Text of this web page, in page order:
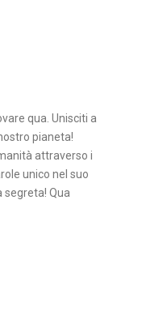
qua. Unisciti a
pianeta!
attraverso i
unico nel suo
segreta! Qua